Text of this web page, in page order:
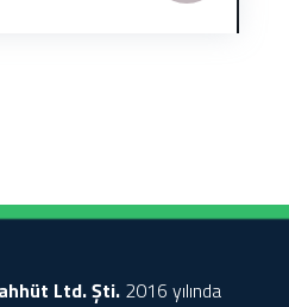
Ltd. Şti. 2016 yılında